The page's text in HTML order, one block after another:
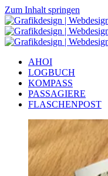
Zum Inhalt springen
AHOI
LOGBUCH
KOMPASS
PASSAGIERE
FLASCHENPOST